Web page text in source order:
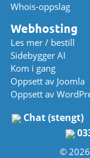
Whois-oppslag
Webhosting
Les mer / bestill
Sidebygger AI
Kom i gang
Oppsett av Joomla
Oppsett av
Chat (stengt)
© 2026